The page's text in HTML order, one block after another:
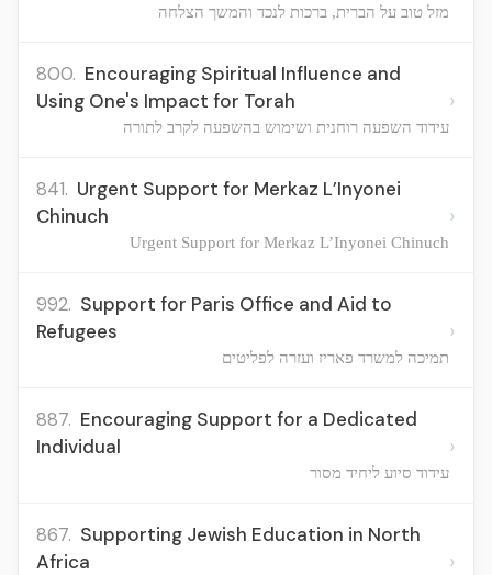
מזל טוב על הברית, ברכות לנכד והמשך הצלחה
800. Encouraging Spiritual Influence and
Using One's Impact for Torah
עידוד השפעה רוחנית ושימוש בהשפעה לקרב לתורה
›
841. Urgent Support for Merkaz L’Inyonei
Chinuch
Urgent Support for Merkaz L’Inyonei Chinuch
›
992. Support for Paris Office and Aid to
Refugees
תמיכה למשרד פאריז ועזרה לפליטים
›
887. Encouraging Support for a Dedicated
Individual
עידוד סיוע ליחיד מסור
›
867. Supporting Jewish Education in North
Africa
›